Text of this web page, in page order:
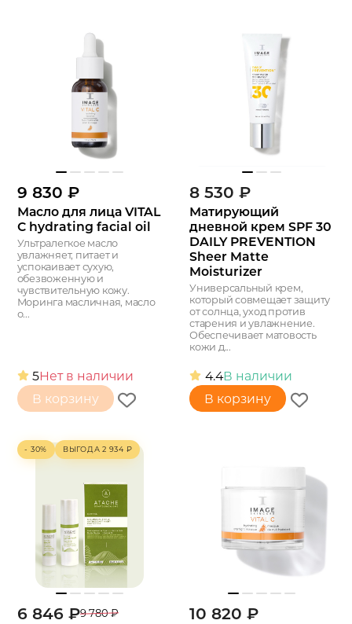
9 830 ₽
Масло для лица VITAL
C hydrating facial oil
Ультралегкое масло
увлажняет, питает и
успокаивает сухую,
обезвоженную и
чувствительную кожу.
Моринга масличная, масло
о...
5Нет в наличии
В корзину
8 530 ₽
Матирующий
дневной крем SPF 30
DAILY PREVENTION
Sheer Matte
Moisturizer
Универсальный крем,
который совмещает защиту
от солнца, уход против
старения и увлажнение.
Обеспечивает матовость
кожи д...
4.4В наличии
В корзину
- 30% ВЫГОДА2 934 ₽
6 846 ₽9 780₽ 10 820 ₽